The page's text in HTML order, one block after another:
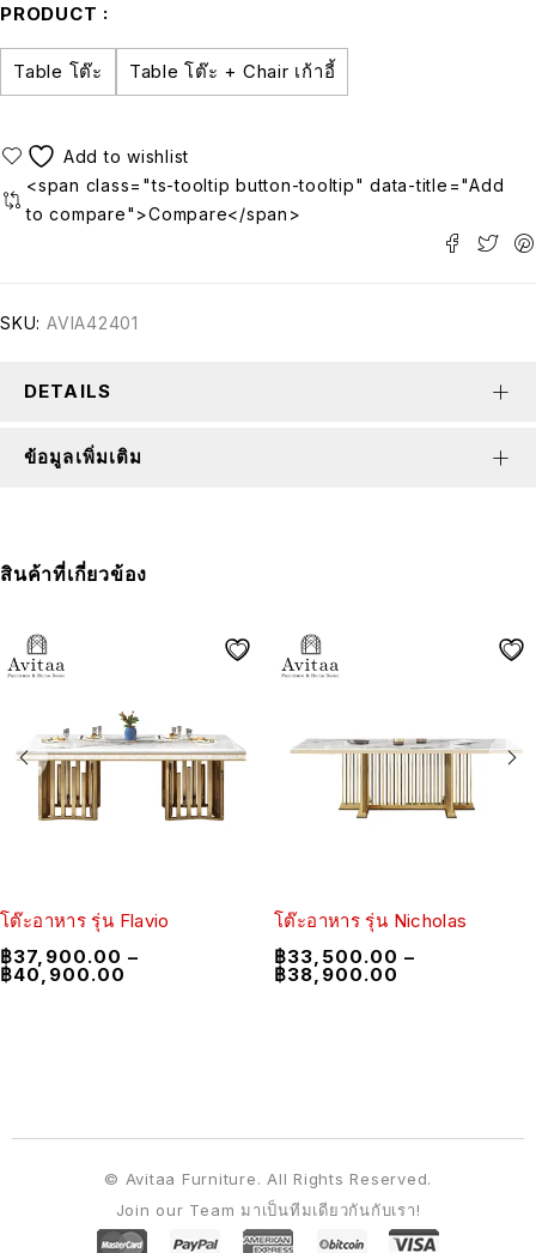
PRODUCT
Table โต๊ะ Table โต๊ะ + Chair เก้าอี้
<span class="ts-tooltip button-tooltip" data-title="Add
to compare">Compare</span>
SKU: AVIA42401
DETAILS
ข้อมูลเพิ่มเติม
สินค้าที่เกี่ยวข้อง
โต๊ะอาหาร รุ่น Flavio
฿37,900.00 –
฿40,900.00
โต๊ะอาหาร รุ่น Nicholas
฿33,500.00 –
฿38,900.00
Join our Team มาเป็นทีมเดียวกันกับเรา!
© Avitaa Furniture. All Rights Reserved.